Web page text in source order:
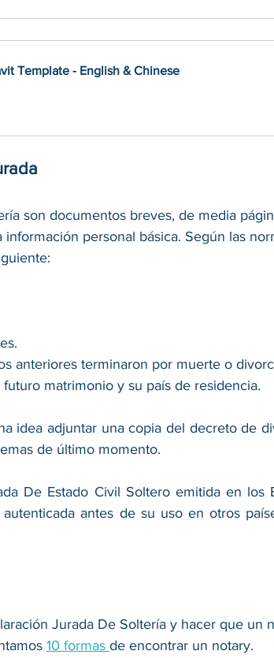
Template - English & Chinese
son documentos breves, de media
personal básica. Según las
anteriores terminaron por muerte o
matrimonio y su país de residencia.
idea adjuntar una copia del decreto de
de último momento.
De Estado Civil Soltero emitida en los
antes de su uso en otros
Jurada De Soltería y hacer que un
10 formas de encontrar un notary.